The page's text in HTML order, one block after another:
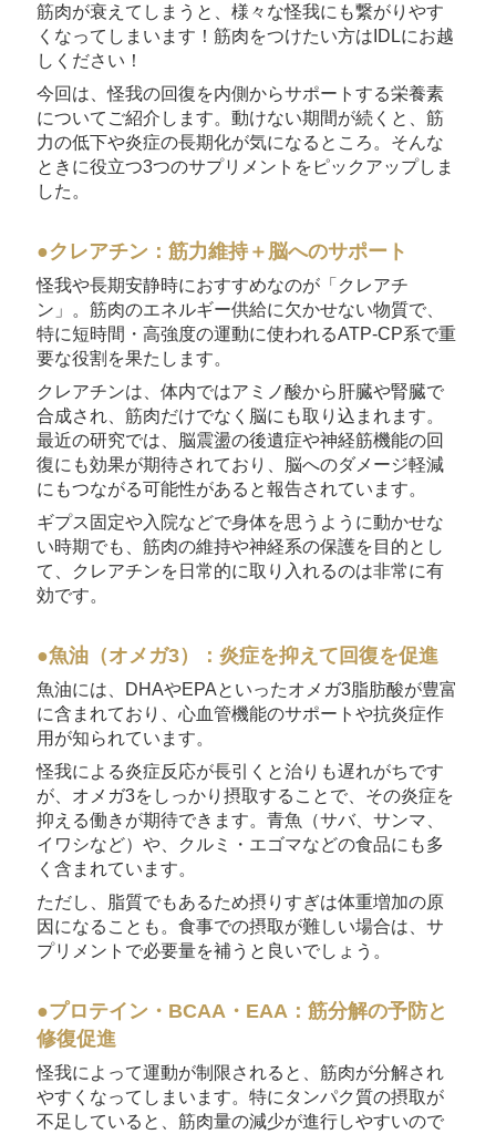
筋肉が衰えてしまうと、様々な怪我にも繋がりやす
くなってしまいます！筋肉をつけたい方はIDLにお越
しください！
今回は、怪我の回復を内側からサポートする栄養素
についてご紹介します。動けない期間が続くと、筋
力の低下や炎症の長期化が気になるところ。そんな
ときに役立つ3つのサプリメントをピックアップしま
した。
●クレアチン：筋力維持＋脳へのサポート
怪我や長期安静時におすすめなのが「クレアチ
ン」。筋肉のエネルギー供給に欠かせない物質で、
特に短時間・高強度の運動に使われるATP-CP系で重
要な役割を果たします。
クレアチンは、体内ではアミノ酸から肝臓や腎臓で
合成され、筋肉だけでなく脳にも取り込まれます。
最近の研究では、脳震盪の後遺症や神経筋機能の回
復にも効果が期待されており、脳へのダメージ軽減
にもつながる可能性があると報告されています。
ギプス固定や入院などで身体を思うように動かせな
い時期でも、筋肉の維持や神経系の保護を目的とし
て、クレアチンを日常的に取り入れるのは非常に有
効です。
●魚油（オメガ3）：炎症を抑えて回復を促進
魚油には、DHAやEPAといったオメガ3脂肪酸が豊富
に含まれており、心血管機能のサポートや抗炎症作
用が知られています。
怪我による炎症反応が長引くと治りも遅れがちです
が、オメガ3をしっかり摂取することで、その炎症を
抑える働きが期待できます。青魚（サバ、サンマ、
イワシなど）や、クルミ・エゴマなどの食品にも多
く含まれています。
ただし、脂質でもあるため摂りすぎは体重増加の原
因になることも。食事での摂取が難しい場合は、サ
プリメントで必要量を補うと良いでしょう。
●プロテイン・BCAA・EAA：筋分解の予防と
修復促進
怪我によって運動が制限されると、筋肉が分解され
やすくなってしまいます。特にタンパク質の摂取が
不足していると、筋肉量の減少が進行しやすいので